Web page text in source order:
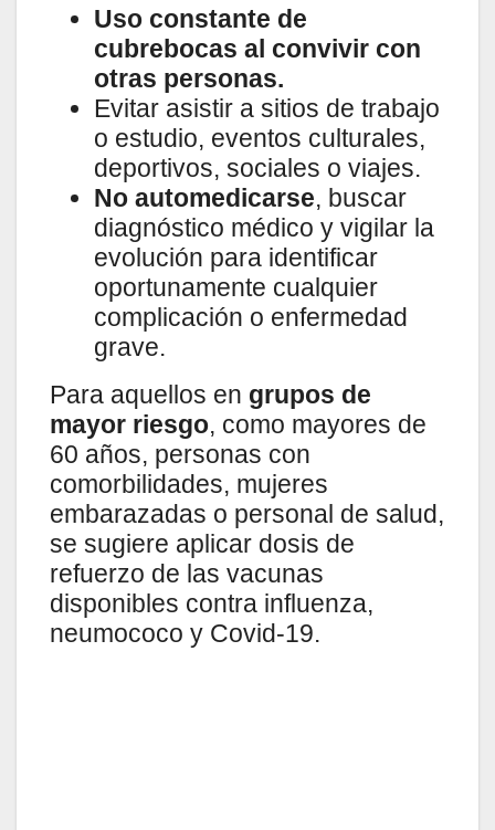
Uso constante de
cubrebocas al convivir con
otras personas.
Evitar asistir a sitios de trabajo
o estudio, eventos culturales,
deportivos, sociales o viajes.
No automedicarse, buscar
diagnóstico médico y vigilar la
evolución para identificar
oportunamente cualquier
complicación o enfermedad
grave.
Para aquellos en grupos de
mayor riesgo, como mayores de
60 años, personas con
comorbilidades, mujeres
embarazadas o personal de salud,
se sugiere aplicar dosis de
refuerzo de las vacunas
disponibles contra influenza,
neumococo y Covid-19.